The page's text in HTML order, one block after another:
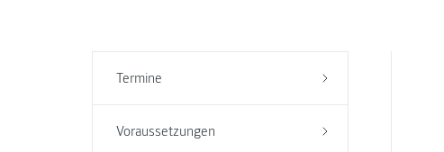
Termine
Voraussetzungen